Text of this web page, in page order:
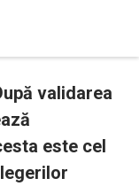
validarea
este cel